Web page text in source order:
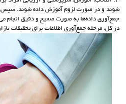
شوند و در صورت لزوم آموزش داده شوند. سپس
جمع‌آوری داده‌ها به صورت صحیح و دقیق انجام
در کل، مرحله جمع‌آوری اطلاعات برای تحقیقات